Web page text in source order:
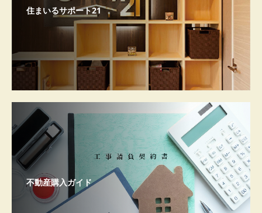
住まいるサポート21
不動産購入ガイド